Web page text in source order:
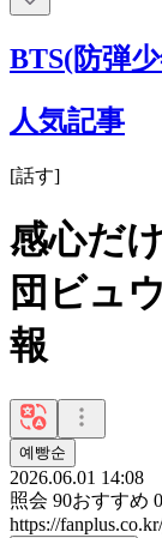
BTS(防弾
人気記事
[話す]
感心だ
団ビュ
報
예빵순
2026.06.01 14:08
照会 90おすすめ 0
https://